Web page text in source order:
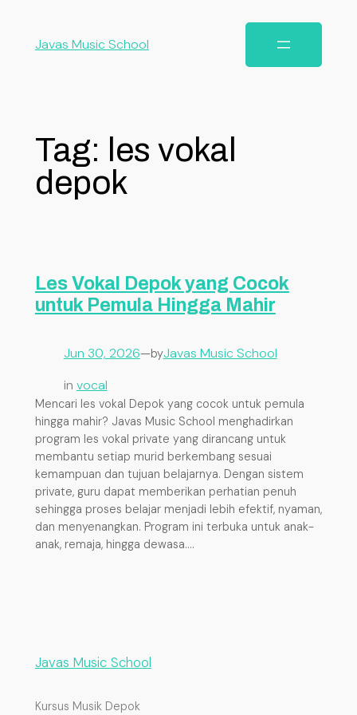
Javas Music School
Tag: les vokal
depok
Les Vokal Depok yang Cocok
untuk Pemula Hingga Mahir
Jun 30, 2026—byJavas Music School
in vocal
Mencari les vokal Depok yang cocok untuk pemula
hingga mahir? Javas Music School menghadirkan
program les vokal private yang dirancang untuk
membantu setiap murid berkembang sesuai
kemampuan dan tujuan belajarnya. Dengan sistem
private, guru dapat memberikan perhatian penuh
sehingga proses belajar menjadi lebih efektif, nyaman,
dan menyenangkan. Program ini terbuka untuk anak-
anak, remaja, hingga dewasa.…
Javas Music School
Kursus Musik Depok